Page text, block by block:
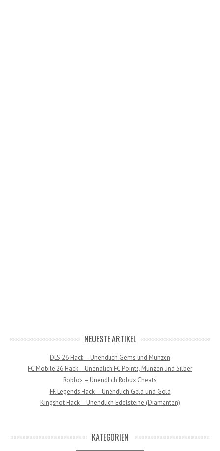
NEUESTE ARTIKEL
DLS 26 Hack – Unendlich Gems und Münzen
FC Mobile 26 Hack – Unendlich FC Points, Münzen und Silber
Roblox – Unendlich Robux Cheats
FR Legends Hack – Unendlich Geld und Gold
Kingshot Hack – Unendlich Edelsteine (Diamanten)
KATEGORIEN